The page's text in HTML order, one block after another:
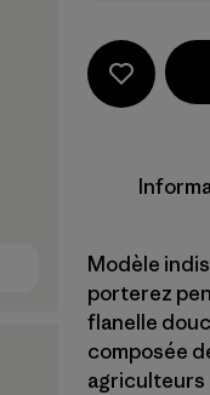
Modèle
porterez
flanelle
composée